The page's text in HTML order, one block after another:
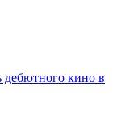
дебютного кино в